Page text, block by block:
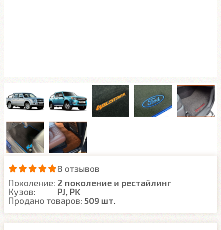
8 отзывов
Поколение: 2 поколение и рестайлинг
Кузов:
PJ, PK
Продано товаров: 509 шт.